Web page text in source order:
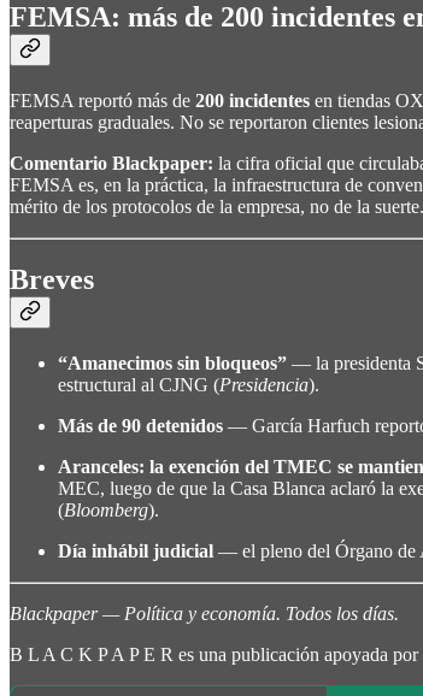
FEMSA: más de 200 incidentes
FEMSA reportó más de 200 incidentes en tiendas
reaperturas graduales. No se reportaron clientes
Comentario Blackpaper: la cifra oficial que
FEMSA es, en la práctica, la infraestructura de
mérito de los protocolos de la empresa, no de la suerte.
Breves
“Amanecimos sin bloqueos” — la presidenta
estructural al CJNG (Presidencia).
Más de 90 detenidos — García Harfuch reportó
Aranceles: la exención del TMEC se
MEC, luego de que la Casa Blanca aclaró la
(Bloomberg).
Día inhábil judicial — el pleno del Órgano de
Blackpaper — Política y economía. Todos los días.
B L A C K P A P E R es una publicación apoyada